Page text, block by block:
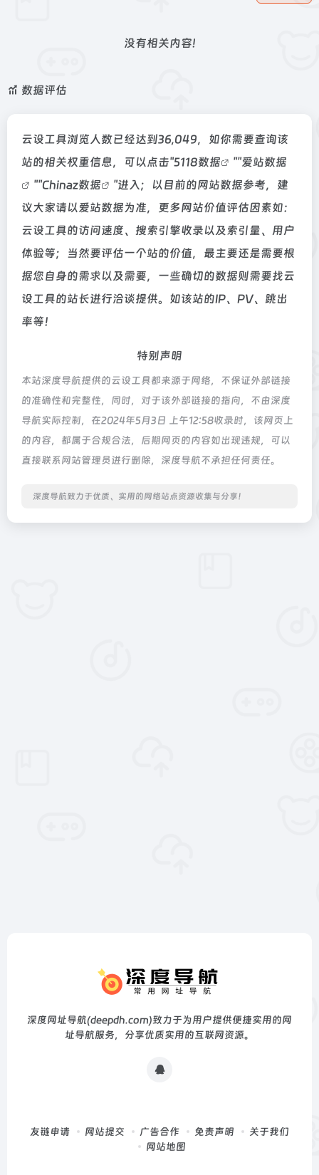
没有相关内容!
数据评估
云设工具浏览人数已经达到36,049，如你需要查询该
站的相关权重信息，可以点击"5118数据 ""爱站数据
""Chinaz数据
"进入；以目前的网站数据参考，建
议大家请以爱站数据为准，更多网站价值评估因素如：
云设工具的访问速度、搜索引擎收录以及索引量、用户
体验等；当然要评估一个站的价值，最主要还是需要根
据您自身的需求以及需要，一些确切的数据则需要找云
设工具的站长进行洽谈提供。如该站的IP、PV、跳出
率等！
特别声明
本站深度导航提供的云设工具都来源于网络，不保证外部链接
的准确性和完整性，同时，对于该外部链接的指向，不由深度
导航实际控制，在2024年5月3日 上午12:58收录时，该网页上
的内容，都属于合规合法，后期网页的内容如出现违规，可以
直接联系网站管理员进行删除，深度导航不承担任何责任。
深度导航致力于优质、实用的网络站点资源收集与分享！
深度网址导航(deepdh.com)致力于为用户提供便捷实用的网
址导航服务，分享优质实用的互联网资源。
友链申请 网站提交 广告合作 免责声明
关于我们
网站地图